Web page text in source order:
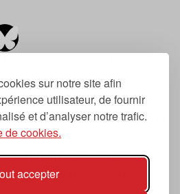
sur notre site afin
utilisateur, de fournir
et d’analyser notre trafic.
de cookies.
accepter
indépendant sur la
tendances, dont la
de 2007.
« prochain », « suivant
la thématique du
nouvelles tendances
de la musique